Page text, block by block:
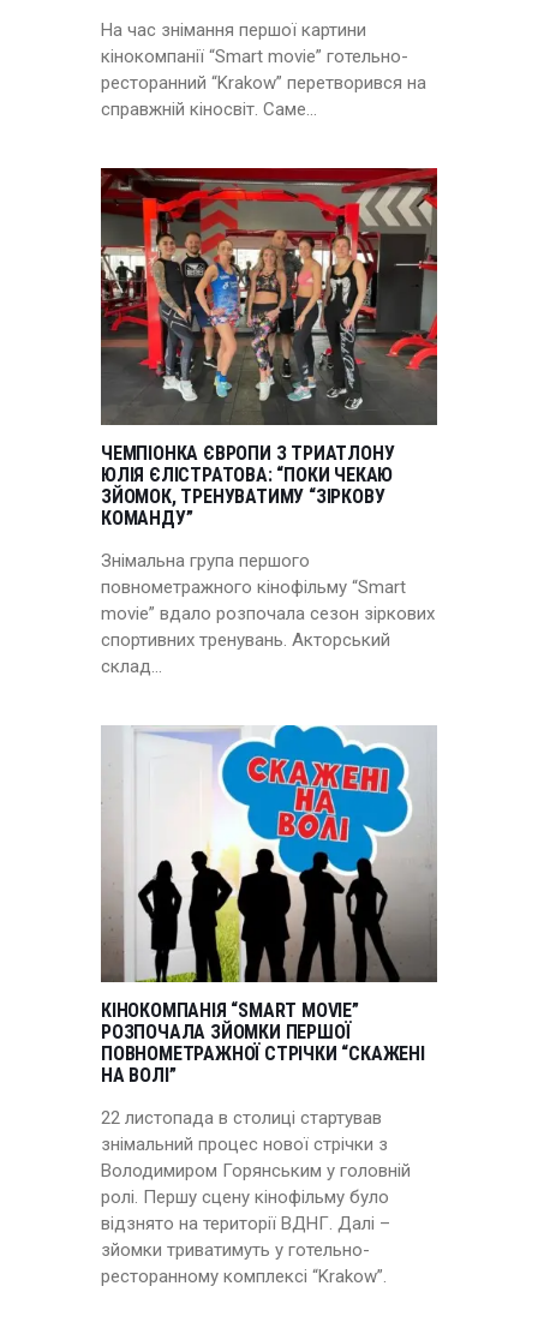
На час знімання першої картини
кінокомпанії “Smart movie” готельно-
ресторанний “Krakow” перетворився на
справжній кіносвіт. Саме…
ЧЕМПІОНКА ЄВРОПИ З ТРИАТЛОНУ
ЮЛІЯ ЄЛІСТРАТОВА: “ПОКИ ЧЕКАЮ
ЗЙОМОК, ТРЕНУВАТИМУ “ЗІРКОВУ
КОМАНДУ”
Знімальна група першого
повнометражного кінофільму “Smart
movie” вдало розпочала сезон зіркових
спортивних тренувань. Акторський
склад…
КІНОКОМПАНІЯ “SMART MOVIE”
РОЗПОЧАЛА ЗЙОМКИ ПЕРШОЇ
ПОВНОМЕТРАЖНОЇ СТРІЧКИ “СКАЖЕНІ
НА ВОЛІ”
22 листопада в столиці стартував
знімальний процес нової стрічки з
Володимиром Горянським у головній
ролі. Першу сцену кінофільму було
відзнято на території ВДНГ. Далі –
зйомки триватимуть у готельно-
ресторанному комплексі “Krakow”.